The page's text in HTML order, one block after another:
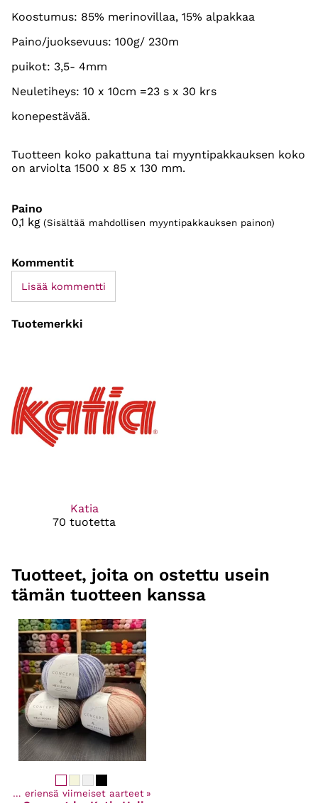
Koostumus: 85% merinovillaa, 15% alpakkaa
Paino/juoksevuus: 100g/ 230m
puikot: 3,5- 4mm
Neuletiheys: 10 x 10cm =23 s x 30 krs
konepestävää.
Tuotteen koko pakattuna tai myyntipakkauksen koko
on arviolta 1500 x 85 x 130 mm.
Paino
0,1 kg (Sisältää mahdollisen myyntipakkauksen painon)
Kommentit
Lisää kommentti
Tuotemerkki
Katia
70 tuotetta
Tuotteet, joita on ostettu usein
tämän tuotteen kanssa
Poistuvat ja eriensä viimeiset aarteet ‪»